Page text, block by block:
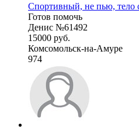
Спортивный, не пью, тело
Готов помочь
Денис №61492
15000 руб.
Комсомольск-на-Амуре
974